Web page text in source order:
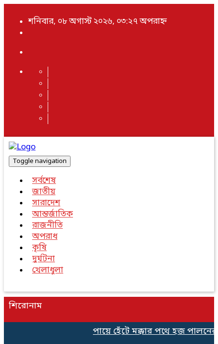
শনিবার, ০৮ অগাস্ট ২০২৬, ০৩:২৭ অপরাহ্ন
Toggle navigation
সর্বশেষ
জাতীয়
সারাদেশ
আন্তর্জাতিক
রাজনীতি
অপরাধ
কৃষি
দুর্ঘটনা
খেলাধুলা
শিরোনাম
পায়ে হেঁটে মক্কার পথে হজ